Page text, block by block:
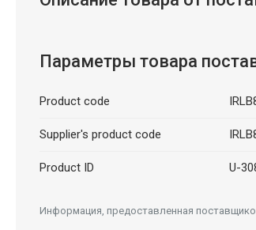
Параметры товара
Product code
Supplier's product code
Product ID U-
Информация, предоставленная